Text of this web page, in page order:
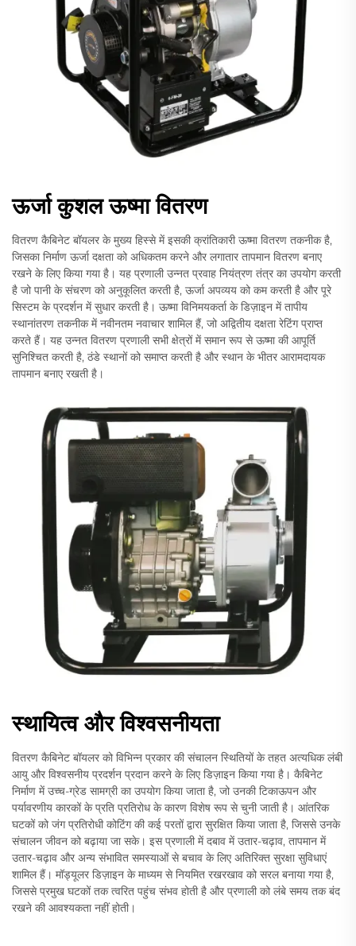
ऊर्जा कुशल ऊष्मा वितरण
वितरण कैबिनेट बॉयलर के मुख्य हिस्से में इसकी क्रांतिकारी ऊष्मा वितरण तकनीक है,
जिसका निर्माण ऊर्जा दक्षता को अधिकतम करने और लगातार तापमान वितरण बनाए
रखने के लिए किया गया है। यह प्रणाली उन्नत प्रवाह नियंत्रण तंत्र का उपयोग करती
है जो पानी के संचरण को अनुकूलित करती है, ऊर्जा अपव्यय को कम करती है और पूरे
सिस्टम के प्रदर्शन में सुधार करती है। ऊष्मा विनिमयकर्ता के डिज़ाइन में तापीय
स्थानांतरण तकनीक में नवीनतम नवाचार शामिल हैं, जो अद्वितीय दक्षता रेटिंग प्राप्त
करते हैं। यह उन्नत वितरण प्रणाली सभी क्षेत्रों में समान रूप से ऊष्मा की आपूर्ति
सुनिश्चित करती है, ठंडे स्थानों को समाप्त करती है और स्थान के भीतर आरामदायक
तापमान बनाए रखती है।
स्थायित्व और विश्वसनीयता
वितरण कैबिनेट बॉयलर को विभिन्न प्रकार की संचालन स्थितियों के तहत अत्यधिक लंबी
आयु और विश्वसनीय प्रदर्शन प्रदान करने के लिए डिज़ाइन किया गया है। कैबिनेट
निर्माण में उच्च-ग्रेड सामग्री का उपयोग किया जाता है, जो उनकी टिकाऊपन और
पर्यावरणीय कारकों के प्रति प्रतिरोध के कारण विशेष रूप से चुनी जाती है। आंतरिक
घटकों को जंग प्रतिरोधी कोटिंग की कई परतों द्वारा सुरक्षित किया जाता है, जिससे उनके
संचालन जीवन को बढ़ाया जा सके। इस प्रणाली में दबाव में उतार-चढ़ाव, तापमान में
उतार-चढ़ाव और अन्य संभावित समस्याओं से बचाव के लिए अतिरिक्त सुरक्षा सुविधाएं
शामिल हैं। मॉड्यूलर डिज़ाइन के माध्यम से नियमित रखरखाव को सरल बनाया गया है,
जिससे प्रमुख घटकों तक त्वरित पहुंच संभव होती है और प्रणाली को लंबे समय तक बंद
रखने की आवश्यकता नहीं होती।